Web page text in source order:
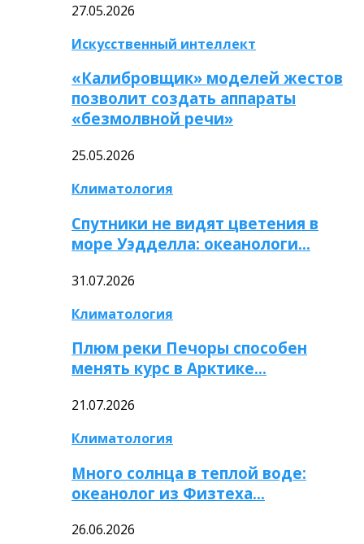
27.05.2026
Искусственный интеллект
«Калибровщик» моделей жестов
позволит создать аппараты
«безмолвной речи»
25.05.2026
Климатология
Спутники не видят цветения в
море Уэдделла: океанологи…
31.07.2026
Климатология
Плюм реки Печоры способен
менять курс в Арктике…
21.07.2026
Климатология
Много солнца в теплой воде:
океанолог из Физтеха…
26.06.2026